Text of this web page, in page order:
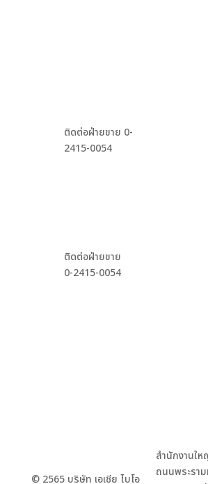
ติดต่อฝ่ายขาย 0-
2415-0054
ติดต่อฝ่ายขาย
0-2415-0054
© 2565 บริษัท เอเชีย ไบโอ
สำนักงานใ
ถนนพระรา